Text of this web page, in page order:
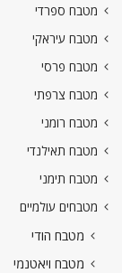
מטבח ספרדי
מטבח עיראקי
מטבח פרסי
מטבח צרפתי
מטבח רומני
מטבח תאילנדי
מטבח תימני
מטבחים עולמיים
מטבח הודי
מטבח ויאטנמי